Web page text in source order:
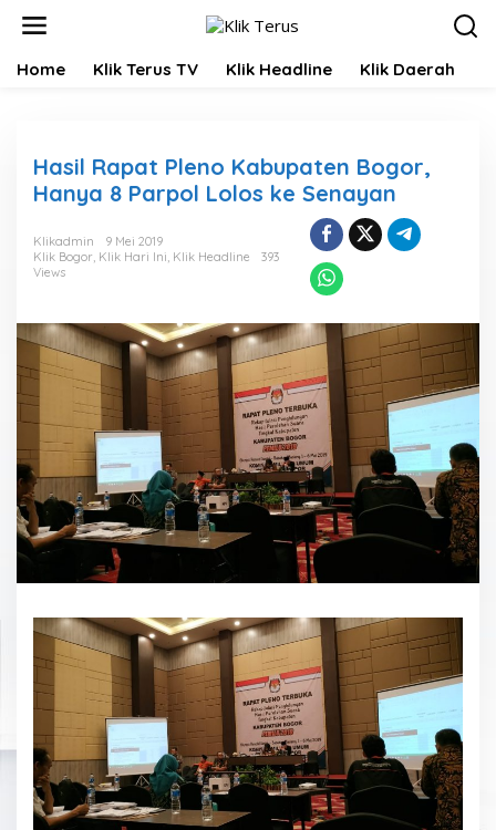
Home Klik Terus TV Klik Headline Klik Daerah
Hasil Rapat Pleno Kabupaten Bogor,
Hanya 8 Parpol Lolos ke Senayan
Klikadmin
9 Mei 2019
Klik Bogor, Klik Hari Ini, Klik Headline
393
Views